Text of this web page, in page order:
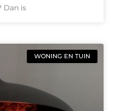
Dan is
WONING EN TUIN